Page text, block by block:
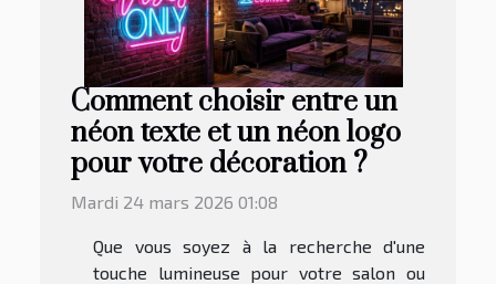
Comment choisir entre un
néon texte et un néon logo
pour votre décoration ?
Mardi 24 mars 2026 01:08
Que vous soyez à la recherche d'une
touche lumineuse pour votre salon ou